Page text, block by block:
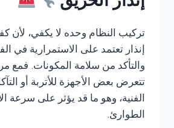
إنذار الحريق
تركيب النظام وحده لا يكفي، لأن
إنذار تعتمد على الاستمرارية في
والتأكد من سلامة المكونات. فمع
تتعرض بعض الأجهزة للأتربة أو
الفنية، وهو ما قد يؤثر على سرعة
الطوارئ.